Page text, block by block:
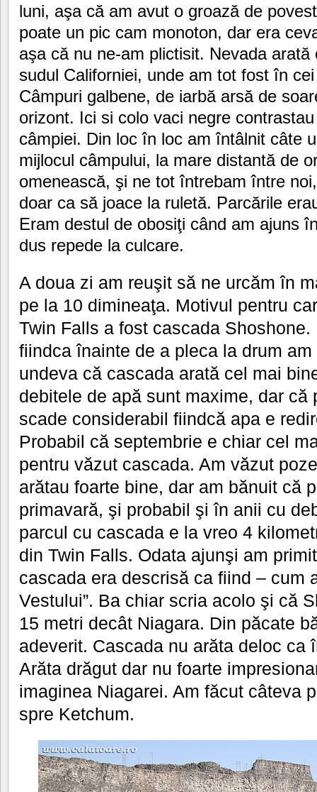
luni, aşa că am avut o groază de
poate un pic cam monoton, dar era
aşa că nu ne-am plictisit. Nevada
sudul Californiei, unde am tot fost în
Câmpuri galbene, de iarbă arsă de
orizont. Ici si colo vaci negre
câmpiei. Din loc în loc am întâlnit câte
mijlocul câmpului, la mare distantă de
omenească, şi ne tot întrebam între
doar ca să joace la ruletă. Parcările
Eram destul de obosiţi când am ajuns
dus repede la culcare.
A doua zi am reuşit să ne urcăm în
pe la 10 dimineaţa. Motivul pentru
Twin Falls a fost cascada
fiindca înainte de a pleca la drum
undeva că cascada arată cel mai
debitele de apă sunt maxime, dar că
scade considerabil fiindcă apa e
Probabil că septembrie e chiar cel
pentru văzut cascada. Am văzut
arătau foarte bine, dar am bănuit că
primavară, şi probabil şi în anii cu
parcul cu cascada e la vreo 4
din Twin Falls. Odata ajunşi am
cascada era descrisă ca fiind – cum
Vestului”. Ba chiar scria acolo şi că
15 metri decât Niagara. Din păcate
adeverit. Cascada nu arăta deloc ca
Arăta drăgut dar nu foarte
imaginea Niagarei. Am făcut câteva
spre Ketchum.